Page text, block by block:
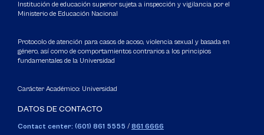
Institución de educación superior sujeta a inspección y vigilancia por el
Ministerio de Educación Nacional
Protocolo de atención para casos de acoso, violencia sexual y basada en
género, así como de comportamientos contrarios a los principios
fundamentales de la Universidad
Carácter Académico: Universidad
DATOS DE CONTACTO
Contact center: (601) 861 5555 / 861 6666